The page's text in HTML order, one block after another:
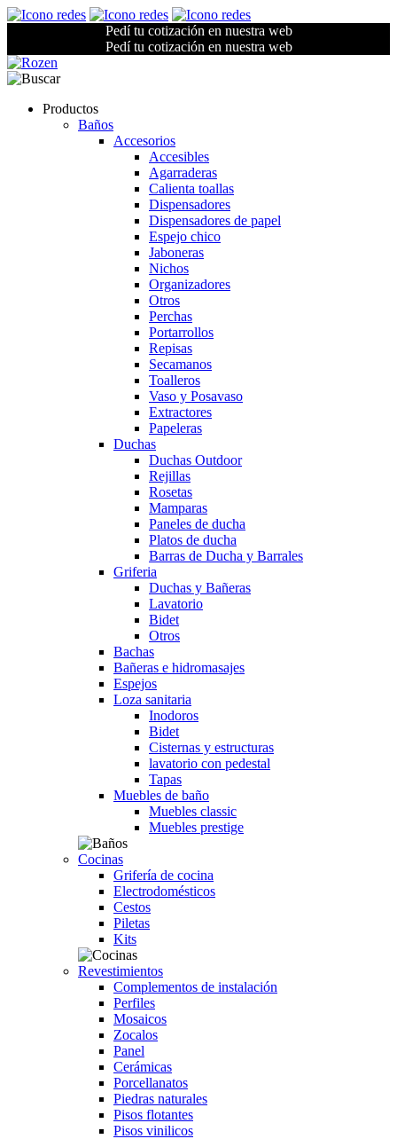
Pedí tu cotización en nuestra web
Pedí tu cotización en nuestra web
Productos
Baños
Accesorios
Accesibles
Agarraderas
Calienta toallas
Dispensadores
Dispensadores de papel
Espejo chico
Jaboneras
Nichos
Organizadores
Otros
Perchas
Portarrollos
Repisas
Secamanos
Toalleros
Vaso y Posavaso
Extractores
Papeleras
Duchas
Duchas Outdoor
Rejillas
Rosetas
Mamparas
Paneles de ducha
Platos de ducha
Barras de Ducha y Barrales
Griferia
Duchas y Bañeras
Lavatorio
Bidet
Otros
Bachas
Bañeras e hidromasajes
Espejos
Loza sanitaria
Inodoros
Bidet
Cisternas y estructuras
lavatorio con pedestal
Tapas
Muebles de baño
Muebles classic
Muebles prestige
Cocinas
Grifería de cocina
Electrodomésticos
Cestos
Piletas
Kits
Revestimientos
Complementos de instalación
Perfiles
Mosaicos
Zocalos
Panel
Cerámicas
Porcellanatos
Piedras naturales
Pisos flotantes
Pisos vinilicos